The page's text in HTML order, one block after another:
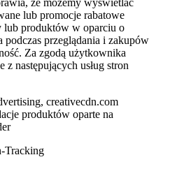
lub promocje rabatowe
lub produktów w oparciu o
przeglądania i zakupów
Za zgodą użytkownika
następujących usług stron
creativecdn.com
produktów oparte na
Tracking